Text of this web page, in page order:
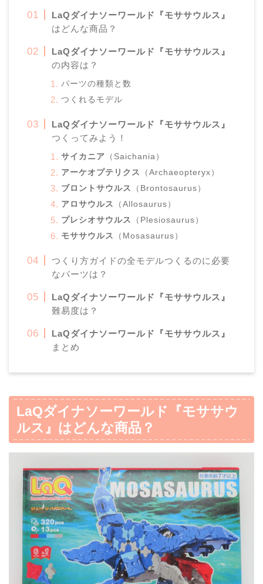
LaQダイナソーワールド『モササウルス』
はどんな商品？
LaQダイナソーワールド『モササウルス』
の内容は？
パーツの種類と数
つくれるモデル
LaQダイナソーワールド『モササウルス』
つくってみよう！
サイカニア （Saichania）
アーケオプテリクス
（Archaeopteryx）
ブロントサウルス
（Brontosaurus）
アロサウルス
（Allosaurus）
プレシオサウルス
（Plesiosaurus）
モササウルス
（Mosasaurus）
つくり方ガイドの全モデルつくるのに必要
なパーツは？
LaQダイナソーワールド『モササウルス』
難易度は？
LaQダイナソーワールド『モササウルス』
まとめ
LaQダイナソーワールド『モササウ
ルス』 はどんな商品？